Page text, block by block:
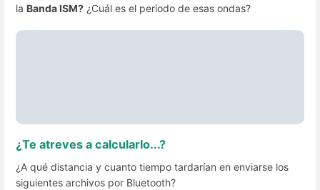
la Banda ISM? ¿Cuál es el periodo de esas ondas?
Solución
¿Te atreves a calcularlo...?
¿A qué distancia y cuanto tiempo tardarían en enviarse los
siguientes archivos por Bluetooth?